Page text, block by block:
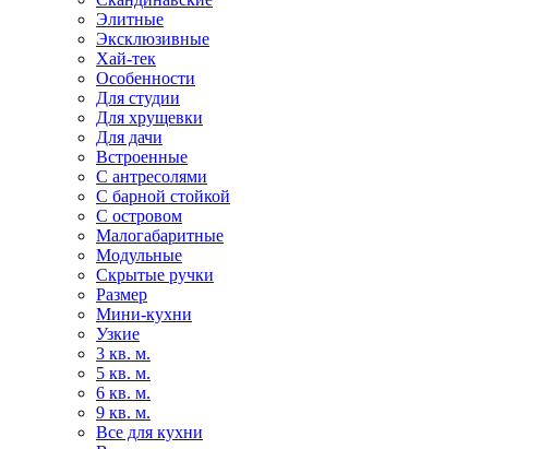
Элитные
Эксклюзивные
Хай-тек
Особенности
Для студии
Для хрущевки
Для дачи
Встроенные
С антресолями
С барной стойкой
С островом
Малогабаритные
Модульные
Скрытые ручки
Размер
Мини-кухни
Узкие
3 кв. м.
5 кв. м.
6 кв. м.
9 кв. м.
Все для кухни